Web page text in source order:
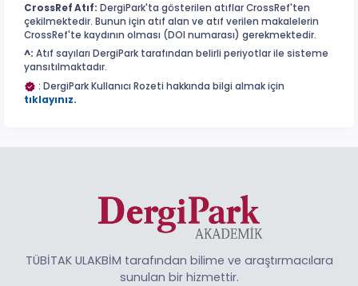
CrossRef Atıf: DergiPark'ta gösterilen atıflar CrossRef'ten
çekilmektedir. Bunun için atıf alan ve atıf verilen makalelerin
CrossRef'te kaydının olması (DOI numarası) gerekmektedir.
^: Atıf sayıları DergiPark tarafından belirli periyotlar ile sisteme
yansıtılmaktadır.
: DergiPark Kullanıcı Rozeti hakkında bilgi almak için
tıklayınız.
TÜBİTAK ULAKBİM tarafından bilime ve araştırmacılara
sunulan bir hizmettir.